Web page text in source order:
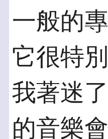
一般的
它很特
我著迷
的音樂